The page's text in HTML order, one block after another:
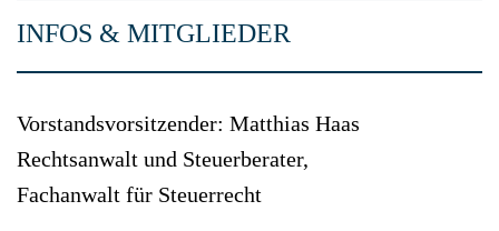
INFOS & MITGLIEDER
Vorstandsvorsitzender: Matthias Haas
Rechtsanwalt und Steuerberater,
Fachanwalt für Steuerrecht